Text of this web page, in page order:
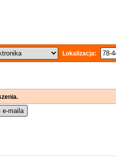
Lokalizacja:
e-maila